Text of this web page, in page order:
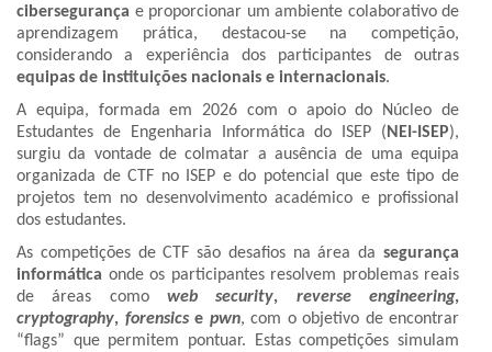
cibersegurança e proporcionar um ambiente colaborativo de
aprendizagem prática, destacou-se na competição,
considerando a experiência dos participantes de outras
equipas de instituições nacionais e internacionais.
A equipa, formada em 2026 com o apoio do Núcleo de
Estudantes de Engenharia Informática do ISEP (NEI-ISEP),
surgiu da vontade de colmatar a ausência de uma equipa
organizada de CTF no ISEP e do potencial que este tipo de
projetos tem no desenvolvimento académico e profissional
dos estudantes.
As competições de CTF são desafios na área da segurança
informática onde os participantes resolvem problemas reais
de áreas como web security, reverse engineering,
cryptography, forensicse pwn, com o objetivo de encontrar
“flags” que permitem pontuar. Estas competições simulam